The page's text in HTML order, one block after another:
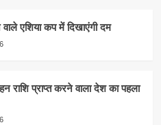
एशिया कप में दिखाएंगी दम
राशि प्राप्त करने वाला देश का पहला